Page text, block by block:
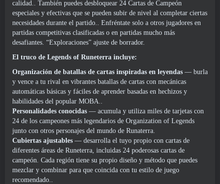
calidad.. También puedes desbloquear 24 Cartas de Campeón
especiales y efectivas que se pueden subir de nivel al completar ciertas
necesidades durante el partido.. Enfréntate solo a otros jugadores en
partidas competitivas clasificadas o en partidas mucho más
desafiantes. “Exploraciones” ajuste de borrador.
El truco de Legends of Runeterra incluye:
Organización de batallas de cartas inspiradas en leyendas — burla
y vence a tu rival en vibrantes batallas de cartas con mecánicas
automáticas básicas y fáciles de aprender basadas en hechizos y
habilidades del popular MOBA..
Personalidades conocidas — acumula y utiliza miles de tarjetas con
24 de los campeones más legendarios de Organization of Legends
junto con otros personajes del mundo de Runaterra.
Cubiertas ajustables — desarrolla el tuyo propio con cartas de
diferentes áreas de Runeterra, incluidas 24 poderosas cartas de
campeón. Cada región tiene su propio diseño y método que puedes
mezclar y combinar para que coincida con tu estilo de juego
recomendado..